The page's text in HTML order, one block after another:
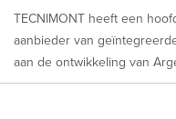
TECNIMONT heeft een
aanbieder van
aan de ontwikkeling van